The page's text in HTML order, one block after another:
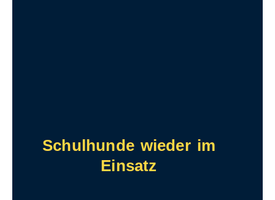
Schulhunde wieder im
Einsatz